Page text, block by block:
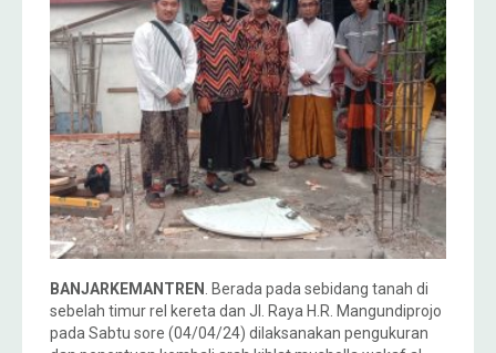
BANJARKEMANTREN . Berada pada sebidang tanah di
sebelah timur rel kereta dan Jl. Raya H.R. Mangundiprojo
pada Sabtu sore (04/04/24) dilaksanakan pengukuran